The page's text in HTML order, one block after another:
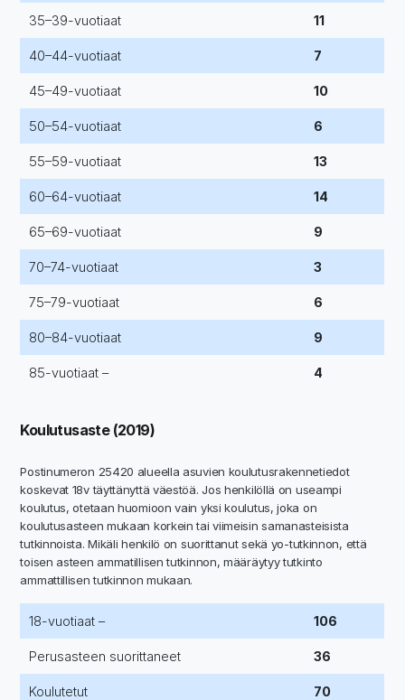
35–39-vuotiaat 11
40–44-vuotiaat 7
45–49-vuotiaat 10
50–54-vuotiaat 6
55–59-vuotiaat 13
60–64-vuotiaat 14
65–69-vuotiaat 9
70–74-vuotiaat 3
75–79-vuotiaat 6
80–84-vuotiaat 9
85-vuotiaat – 4
Koulutusaste (2019)
Postinumeron 25420 alueella asuvien koulutusrakennetiedot
koskevat 18v täyttänyttä väestöä. Jos henkilöllä on useampi
koulutus, otetaan huomioon vain yksi koulutus, joka on
koulutusasteen mukaan korkein tai viimeisin samanasteisista
tutkinnoista. Mikäli henkilö on suorittanut sekä yo-tutkinnon, että
toisen asteen ammatillisen tutkinnon, määräytyy tutkinto
ammattillisen tutkinnon mukaan.
18-vuotiaat – 106
Perusasteen suorittaneet 36
Koulutetut 70